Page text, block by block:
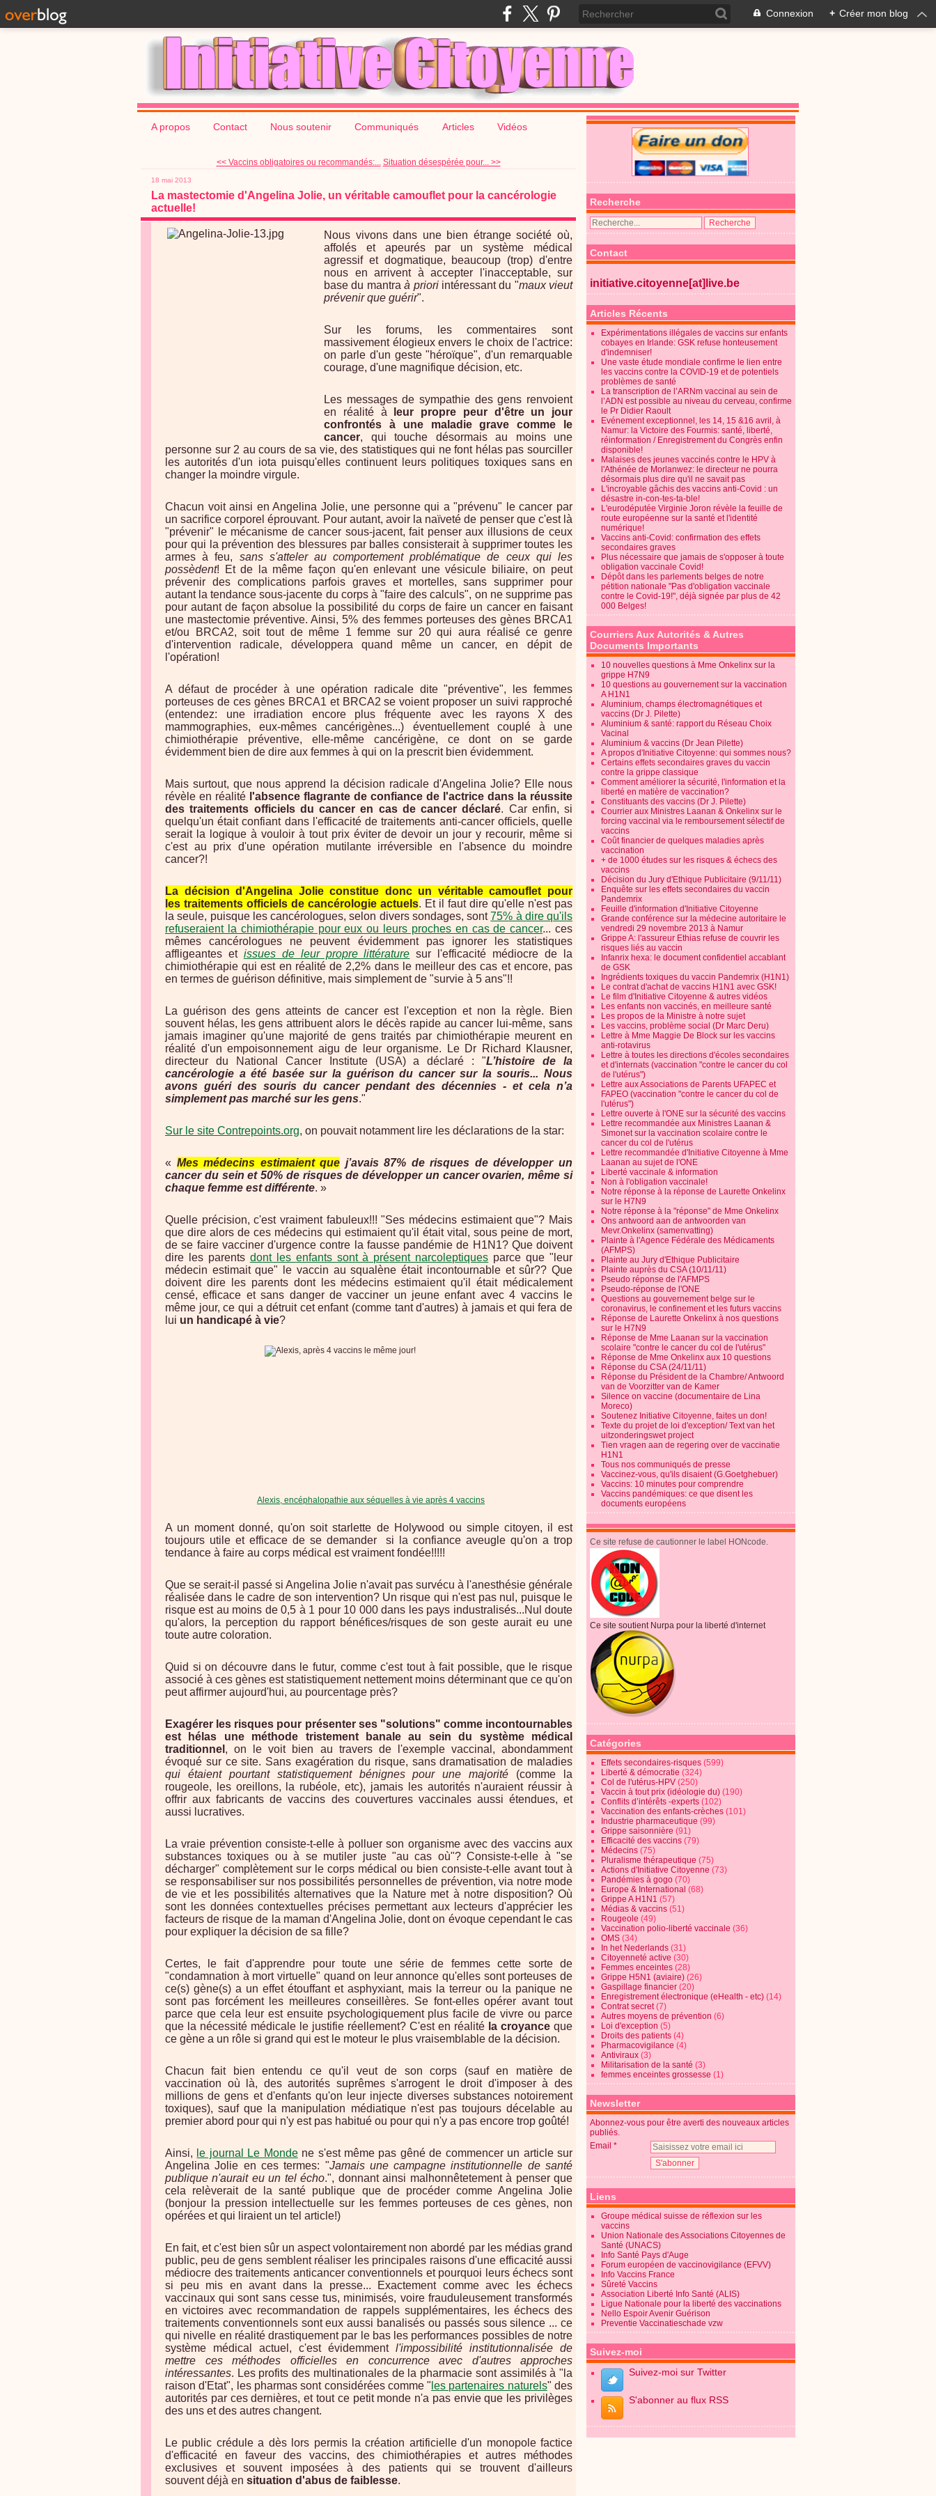
Connexion + Créer mon blog
A propos Contact Nous soutenir Communiqués Articles Vidéos
<< Vaccins obligatoires ou recommandés:... Situation désespérée pour... >>
18 mai 2013
La mastectomie d'Angelina Jolie, un véritable camouflet pour la cancérologie
actuelle!
Nous vivons dans une bien étrange société où,
affolés et apeurés par un système médical
agressif et dogmatique, beaucoup (trop) d'entre
nous en arrivent à accepter l'inacceptable, sur
base du mantraà prioriintéressant du "maux vieut
prévenir que guérir".
Sur les forums, les commentaires sont
massivement élogieux envers le choix de l'actrice:
on parle d'un geste "héroïque", d'un remarquable
courage, d'une magnifique décision, etc.
Les messages de sympathie des gens renvoient
en réalité à
leur propre peur d'être un jour
confrontés à une maladie grave comme le
cancer, qui touche désormais au moins une
personne sur 2 au cours de sa vie, des statistiques qui ne font hélas pas sourciller
les autorités d'un iota puisqu'elles continuent leurs politiques toxiques sans en
changer la moindre virgule.
Chacun voit ainsi en Angelina Jolie, une personne qui a "prévenu" le cancer par
un sacrifice corporel éprouvant. Pour autant, avoir la naïveté de penser que c'est là
"prévenir" le mécanisme de cancer sous-jacent, fait penser aux illusions de ceux
pour qui la prévention des blessures par balles consisterait à supprimer toutes les
armes à feu, sans s'atteler au comportement problématique de ceux qui les
possèdent! Et de la même façon qu'en enlevant une vésicule biliaire, on peut
prévenir des complications parfois graves et mortelles, sans supprimer pour
autant la tendance sous-jacente du corps à "faire des calculs", on ne supprime pas
pour autant de façon absolue la possibilité du corps de faire un cancer en faisant
une mastectomie préventive. Ainsi, 5% des femmes porteuses des gènes BRCA1
et/ou BRCA2, soit tout de même 1 femme sur 20 qui aura réalisé ce genre
d'intervention radicale, développera quand même un cancer, en dépit de
l'opération!
A défaut de procéder à une opération radicale dite "préventive", les femmes
porteuses de ces gènes BRCA1 et BRCA2 se voient proposer un suivi rapproché
(entendez: une irradiation encore plus fréquente avec les rayons X des
mammographies, eux-mêmes cancérigènes...) éventuellement couplé à une
chimiothérapie préventive, elle-même cancérigène, ce dont on se garde
évidemment bien de dire aux femmes à qui on la prescrit bien évidemment.
Mais surtout, que nous apprend la décision radicale d'Angelina Jolie? Elle nous
révèle en réalité l'absence flagrante de confiance de l'actrice dans la réussite
des traitements officiels du cancer en cas de cancer déclaré. Car enfin, si
quelqu'un était confiant dans l'efficacité de traitements anti-cancer officiels, quelle
serait la logique à vouloir à tout prix éviter de devoir un jour y recourir, même si
c'est au prix d'une opération mutilante irréversible en l'absence du moindre
cancer?!
La décision d'Angelina Jolie constitue donc un véritable camouflet pour
les traitements officiels de cancérologie actuels. Et il faut dire qu'elle n'est pas
la seule, puisque les cancérologues, selon divers sondages, sont75% à dire qu'ils
refuseraient la chimiothérapie pour eux ou leurs proches en cas de cancer... ces
mêmes cancérologues ne peuvent évidemment pas ignorer les statistiques
affligeantes et issues de leur propre littérature sur l'efficacité médiocre de la
chimiothérapie qui est en réalité de 2,2% dans le meilleur des cas et encore, pas
en termes de guérison définitive, mais simplement de "survie à 5 ans"!!
La guérison des gens atteints de cancer est l'exception et non la règle. Bien
souvent hélas, les gens attribuent alors le décès rapide au cancer lui-même, sans
jamais imaginer qu'une majorité de gens traités par chimiothérapie meurent en
réalité d'un empoisonnement aigu de leur organisme.
Le Dr Richard Klausner,
directeur du National Cancer Institute (USA) a déclaré : "L’histoire de la
cancérologie a été basée sur la guérison du cancer sur la souris... Nous
avons guéri des souris du cancer pendant des décennies - et cela n’a
simplement pas marché sur les gens."
Sur le site Contrepoints.org, on pouvait notamment lire les déclarations de la star:
« Mes médecins estimaient que j’avais 87% de risques de développer un
cancer du sein et 50% de risques de développer un cancer ovarien, même si
chaque femme est différente. »
Quelle précision, c'est vraiment fabuleux!!! "Ses médecins estimaient que"? Mais
que dire alors de ces médecins qui estimaient qu'il était vital, sous peine de mort,
de se faire vacciner d'urgence contre la fausse pandémie de H1N1? Que doivent
dire les parents dont les enfants sont à présent narcoleptiques parce que "leur
médecin estimait que" le vaccin au squalène était incontournable et sûr?? Que
doivent dire les parents dont les médecins estimaient qu'il était médicalement
censé, efficace et sans danger de vacciner un jeune enfant avec 4 vaccins le
même jour, ce qui a détruit cet enfant (comme tant d'autres) à jamais et qui fera de
lui un handicapé à vie?
Alexis, encéphalopathie aux séquelles à vie après 4 vaccins
A un moment donné, qu'on soit starlette de Holywood ou simple citoyen, il est
toujours utile et efficace de se demander si la confiance aveugle qu'on a trop
tendance à faire au corps médical est vraiment fondée!!!!!
Que se serait-il passé si Angelina Jolie n'avait pas survécu à l'anesthésie générale
réalisée dans le cadre de son intervention? Un risque qui n'est pas nul, puisque le
risque est au moins de 0,5 à 1 pour 10 000 dans les pays industralisés...Nul doute
qu'alors, la perception du rapport bénéfices/risques de son geste aurait eu une
toute autre coloration.
Quid si on découvre dans le futur, comme c'est tout à fait possible, que le risque
associé à ces gènes est statistiquement nettement moins déterminant que ce qu'on
peut affirmer aujourd'hui, au pourcentage près?
Exagérer les risques pour présenter ses "solutions" comme incontournables
est hélas une méthode tristement banale au sein du système médical
traditionnel , on le voit bien au travers de l'exemple vaccinal, abondamment
évoqué sur ce site. Sans exagération du risque, sans dramatisation de maladies
qui étaient pourtant statistiquement bénignes pour une majorité (comme la
rougeole, les oreillons, la rubéole, etc), jamais les autorités n'auraient réussir à
offrir aux fabricants de vaccins des couvertures vaccinales aussi étendues, et
aussi lucratives.
La vraie prévention consiste-t-elle à polluer son organisme avec des vaccins aux
substances toxiques ou à se mutiler juste "au cas où"? Consiste-t-elle à "se
décharger" complètement sur le corps médical ou bien consiste-t-elle avant tout à
se responsabiliser sur nos possibilités personnelles de prévention, via notre mode
de vie et les possibilités alternatives que la Nature met à notre disposition?Où
sont les données contextuelles précises permettant aux lecteurs d'apprécier les
facteurs de risque de la maman d'Angelina Jolie, dont on évoque cependant le cas
pour expliquer la décision de sa fille?
Certes, le fait d'apprendre pour toute une série de femmes cette sorte de
"condamnation à mort virtuelle" quand on leur annonce qu'elles sont porteuses de
ce(s) gène(s) a un effet étouffant et asphyxiant, mais la terreur ou la panique ne
sont pas forcément les meilleures conseillères. Se font-elles opérer avant tout
parce que cela leur est ensuite psychologiquement plus facile de vivre ou parce
que la nécessité médicale le justifie réellement? C'est en réalité la croyance que
ce gène a un rôle si grand qui est le moteur le plus vraisemblable de la décision.
Chacun fait bien entendu ce qu'il veut de son corps (sauf en matière de
vaccination où là, des autorités suprêmes s'arrogent le droit d'imposer à des
millions de gens et d'enfants qu'on leur injecte diverses substances notoirement
toxiques), sauf que la manipulation médiatique n'est pas toujours décelable au
premier abord pour qui n'y est pas habitué ou pour qui n'y a pas encore trop goûté!
Ainsi, le journal Le Mondene s'est même pas gêné de commencer un article sur
Angelina Jolie en ces termes: "Jamais une campagne institutionnelle de santé
publique n'aurait eu un tel écho.", donnant ainsi malhonnêtetement à penser que
cela relèverait de la santé publique que de procéder comme Angelina Jolie
(bonjour la pression intellectuelle sur les femmes porteuses de ces gènes, non
opérées et qui liraient un tel article!)
En fait, et c'est bien sûr un aspect volontairement non abordé par les médias grand
public, peu de gens semblent réaliser les principales raisons d'une efficacité aussi
médiocre des traitements anticancer conventionnels et pourquoi leurs échecs sont
si peu mis en avant dans la presse... Exactement comme avec les échecs
vaccinaux qui sont sans cesse tus, minimisés, voire frauduleusement transformés
en victoires avec recommandation de rappels supplémentaires, les échecs des
traitements conventionnels sont eux aussi banalisés ou passés sous silence ... ce
qui nivelle en réalité drastiquement par le bas les performances possibles de notre
système médical actuel, c'est évidemment l'impossibilité institutionnalisée de
mettre ces méthodes officielles en concurrence avec d'autres approches
intéressantes. Les profits des multinationales de la pharmacie sont assimilés à "la
raison d'Etat", les pharmas sont considérées comme " les partenaires naturels" des
autorités par ces dernières, et tout ce petit monde n'a pas envie que les privilèges
des uns et des autres changent.
Le public crédule a dès lors permis la création artificielle d'un monopole factice
d'efficacité en faveur des vaccins, des chimiothérapies et autres méthodes
exclusives et souvent imposées à des patients qui se trouvent d'ailleurs
souvent déjà en situation d'abus de faiblesse.
Recherche
Contact
initiative.citoyenne[at]live.be
Articles Récents
Expérimentations illégales de vaccins sur enfants
cobayes en Irlande: GSK refuse honteusement
d'indemniser!
Une vaste étude mondiale confirme le lien entre
les vaccins contre la COVID-19 et de potentiels
problèmes de santé
La transcription de l’ARNm vaccinal au sein de
l’ADN est possible au niveau du cerveau, confirme
le Pr Didier Raoult
Evénement exceptionnel, les 14, 15 &16 avril, à
Namur: la Victoire des Fourmis: santé, liberté,
réinformation / Enregistrement du Congrès enfin
disponible!
Malaises des jeunes vaccinés contre le HPV à
l'Athénée de Morlanwez: le directeur ne pourra
désormais plus dire qu'il ne savait pas
L'incroyable gâchis des vaccins anti-Covid : un
désastre in-con-tes-ta-ble!
L'eurodéputée Virginie Joron révèle la feuille de
route européenne sur la santé et l'identité
numérique!
Vaccins anti-Covid: confirmation des effets
secondaires graves
Plus nécessaire que jamais de s'opposer à toute
obligation vaccinale Covid!
Dépôt dans les parlements belges de notre
pétition nationale "Pas d'obligation vaccinale
contre le Covid-19!", déjà signée par plus de 42
000 Belges!
Courriers Aux Autorités & Autres
Documents Importants
10 nouvelles questions à Mme Onkelinx sur la
grippe H7N9
10 questions au gouvernement sur la vaccination
A H1N1
Aluminium, champs électromagnétiques et
vaccins (Dr J. Pilette)
Aluminium & santé: rapport du Réseau Choix
Vacinal
Aluminium & vaccins (Dr Jean Pilette)
A propos d'Initiative Citoyenne: qui sommes nous?
Certains effets secondaires graves du vaccin
contre la grippe classique
Comment améliorer la sécurité, l'information et la
liberté en matière de vaccination?
Constituants des vaccins (Dr J. Pilette)
Courrier aux Ministres Laanan & Onkelinx sur le
forcing vaccinal via le remboursement sélectif de
vaccins
Coût financier de quelques maladies après
vaccination
+ de 1000 études sur les risques & échecs des
vaccins
Décision du Jury d'Ethique Publicitaire (9/11/11)
Enquête sur les effets secondaires du vaccin
Pandemrix
Feuille d'information d'Initiative Citoyenne
Grande conférence sur la médecine autoritaire le
vendredi 29 novembre 2013 à Namur
Grippe A: l'assureur Ethias refuse de couvrir les
risques liés au vaccin
Infanrix hexa: le document confidentiel accablant
de GSK
Ingrédients toxiques du vaccin Pandemrix (H1N1)
Le contrat d'achat de vaccins H1N1 avec GSK!
Le film d'Initiative Citoyenne & autres vidéos
Les enfants non vaccinés, en meilleure santé
Les propos de la Ministre à notre sujet
Les vaccins, problème social (Dr Marc Deru)
Lettre à Mme Maggie De Block sur les vaccins
anti-rotavirus
Lettre à toutes les directions d'écoles secondaires
et d'internats (vaccination "contre le cancer du col
de l'utérus")
Lettre aux Associations de Parents UFAPEC et
FAPEO (vaccination "contre le cancer du col de
l'utérus")
Lettre ouverte à l'ONE sur la sécurité des vaccins
Lettre recommandée aux Ministres Laanan &
Simonet sur la vaccination scolaire contre le
cancer du col de l'utérus
Lettre recommandée d'Initiative Citoyenne à Mme
Laanan au sujet de l'ONE
Liberté vaccinale & information
Non à l'obligation vaccinale!
Notre réponse à la réponse de Laurette Onkelinx
sur le H7N9
Notre réponse à la "réponse" de Mme Onkelinx
Ons antwoord aan de antwoorden van
Mevr.Onkelinx (samenvatting)
Plainte à l'Agence Fédérale des Médicaments
(AFMPS)
Plainte au Jury d'Ethique Publicitaire
Plainte auprès du CSA (10/11/11)
Pseudo réponse de l'AFMPS
Pseudo-réponse de l'ONE
Questions au gouvernement belge sur le
coronavirus, le confinement et les futurs vaccins
Réponse de Laurette Onkelinx à nos questions
sur le H7N9
Réponse de Mme Laanan sur la vaccination
scolaire "contre le cancer du col de l'utérus"
Réponse de Mme Onkelinx aux 10 questions
Réponse du CSA (24/11/11)
Réponse du Président de la Chambre/ Antwoord
van de Voorzitter van de Kamer
Silence on vaccine (documentaire de Lina
Moreco)
Soutenez Initiative Citoyenne, faites un don!
Texte du projet de loi d'exception/ Text van het
uitzonderingswet project
Tien vragen aan de regering over de vaccinatie
H1N1
Tous nos communiqués de presse
Vaccinez-vous, qu'ils disaient (G.Goetghebuer)
Vaccins: 10 minutes pour comprendre
Vaccins pandémiques: ce que disent les
documents européens
Ce site refuse de cautionner le label HONcode.
Ce site soutient Nurpa pour la liberté d'internet
Catégories
Effets secondaires-risques (599)
Liberté & démocratie (324)
Col de l'utérus-HPV (250)
Vaccin à tout prix (idéologie du) (190)
Conflits d’intérêts -experts (102)
Vaccination des enfants-crèches (101)
Industrie pharmaceutique (99)
Grippe saisonnière (91)
Efficacité des vaccins (79)
Médecins (75)
Pluralisme thérapeutique (75)
Actions d'Initiative Citoyenne (73)
Pandémies à gogo (70)
Europe & International (68)
Grippe A H1N1 (57)
Médias & vaccins (51)
Rougeole (49)
Vaccination polio-liberté vaccinale (36)
OMS (34)
In het Nederlands (31)
Citoyenneté active (30)
Femmes enceintes (28)
Grippe H5N1 (aviaire) (26)
Gaspillage financier (20)
Enregistrement électronique (eHealth - etc) (14)
Contrat secret(7)
Autres moyens de prévention (6)
Loi d'exception (5)
Droits des patients (4)
Pharmacovigilance (4)
Antiviraux (3)
Militarisation de la santé (3)
femmes enceintes grossesse (1)
Newsletter
Abonnez-vous pour être averti des nouveaux articles
publiés.
Email
Liens
Groupe médical suisse de réflexion sur les
vaccins
Union Nationale des Associations Citoyennes de
Santé (UNACS)
Info Santé Pays d'Auge
Forum européen de vaccinovigilance (EFVV)
Info Vaccins France
Sûreté Vaccins
Association Liberté Info Santé (ALIS)
Ligue Nationale pour la liberté des vaccinations
Nello Espoir Avenir Guérison
Preventie Vaccinatieschade vzw
Suivez-moi
Suivez-moi sur Twitter
S'abonner au flux RSS